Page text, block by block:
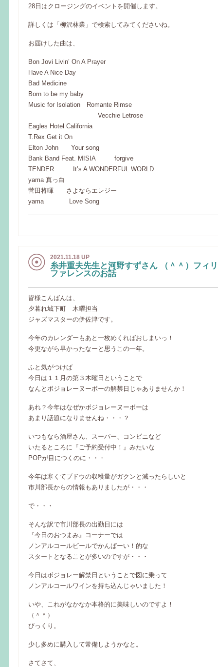
28日はクロージングのイベントを開催します。
詳しくは「柳沢林業」で検索してみてくださいね。
お届けした曲は、
Bon Jovi Livin’ On A Prayer
Have A Nice Day
Bad Medicine
Born to be my baby
Music for Isolation Romante Rimse
Vecchie Letrose
Eagles Hotel California
T.Rex Get it On
Elton John Your song
Bank Band Feat. MISIA forgive
TENDER It’s A WONDERFUL WORLD
yama 真っ白
菅田将暉 さよならエレジー
yama Love Song
2021.11.18 UP
糸井重夫先生と河野すずさん （＾＾）フィ
ファレンスのお話
皆様こんばんは、
夕暮れ城下町 木曜担当
ジャズマスターの伊佐津です。
今年のカレンダーもあと一枚めくればおしまいっ！
今更ながら早かったなーと思うこの一年。
ふと気がつけば
今日は１１月の第３木曜日ということで
なんとボジョレーヌーボーの解禁日じゃありませんか！
あれ？今年はなぜかボジョレーヌーボーは
あまり話題になりませんね・・・？
いつもなら酒屋さん、スーパー、コンビニなど
いたるところに『ご予約受付中！』みたいな
POPが目につくのに・・・
今年は寒くてブドウの収穫量がガクンと減ったらしいと
市川部長からの情報もありましたが・・・
で・・・
そんな訳で市川部長の出勤日には
『今日のおつまみ』コーナーでは
ノンアルコールビールでかんぱーい！的な
スタートとなることが多いのですが・・・
今日はボジョレー解禁日ということで図に乗って
ノンアルコールワインを持ち込んじゃいました！
いや、これがなかなか本格的に美味しいのですよ！
（＾＾）
びっくり。
少し多めに購入して常備しようかなと。
さてさて、